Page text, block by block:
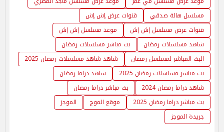
مسلسل هالة صدقي
قنوات عرض إش إش
قنوات عرض مسلسل إش إش
موعد مسلسل إش إش
شاهد مسلسلات رمضان
بث مباشر مسلسلات رمضان
البث المباشر لمسلسل رمضان
شاهد شاهد مسلسلات رمضان 2025
بث مباشر مسلسلات رمضان 2025
شاهد دراما رمضان
شاهد دراما رمضان 2024
بث مباشر دراما رمضان
بث مباشر دراما رمضان 2025
موقع الموج
الموجز
جريدة الموجز